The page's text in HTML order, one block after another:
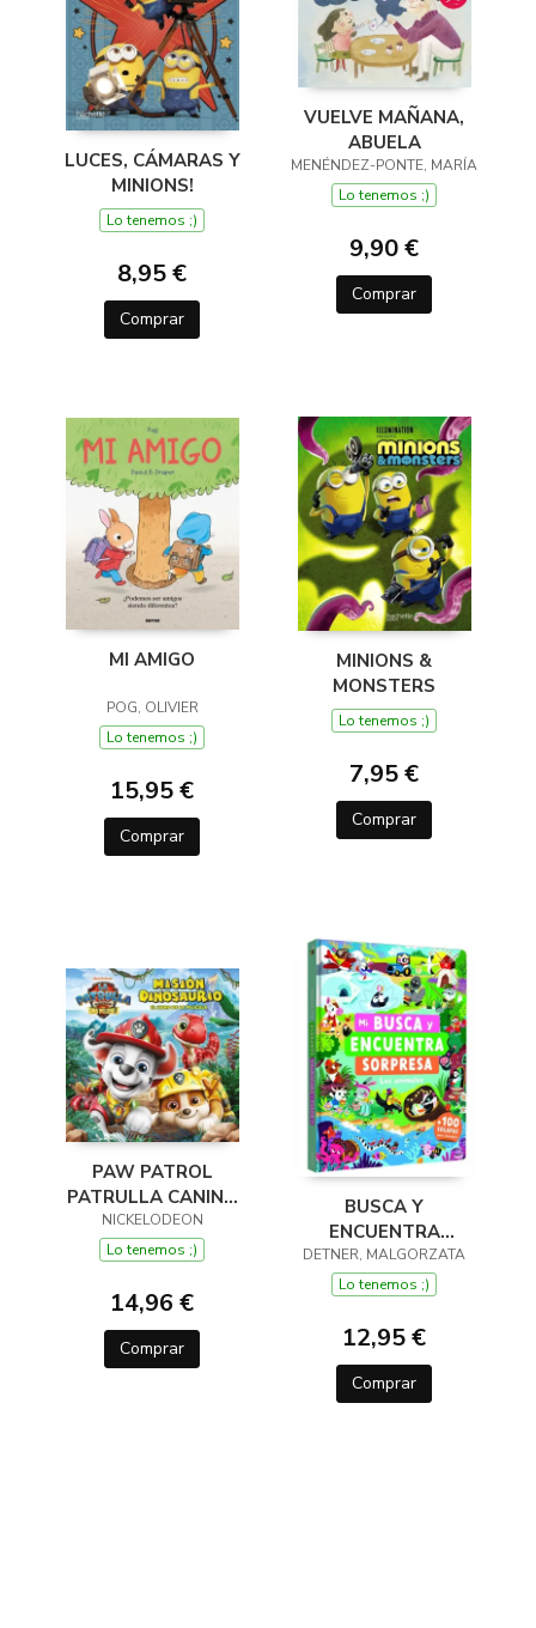
LUCES, CÁMARAS Y
MINIONS!
Lo tenemos ;)
8,95 €
Comprar
VUELVE MAÑANA,
ABUELA
MENÉNDEZ-PONTE, MARÍA
Lo tenemos ;)
9,90 €
Comprar
MI AMIGO
POG, OLIVIER
Lo tenemos ;)
15,95 €
Comprar
MINIONS &
MONSTERS
Lo tenemos ;)
7,95 €
Comprar
PAW PATROL
PATRULLA CANINA
(EL LIBRO DE LA
PELÍCULA) LA GRAN
NICKELODEON
Lo tenemos ;)
14,96 €
Comprar
BUSCA Y
ENCUENTRA
SORPRESA. LOS
ANIMALES
DETNER, MALGORZATA
Lo tenemos ;)
12,95 €
Comprar